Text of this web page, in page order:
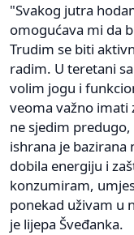
"Svakog jutra
omogućava mi da
Trudim se biti
radim. U teretani
volim jogu i
veoma važno imati
ne sjedim
ishrana je bazirana
dobila energiju i
konzumiram,
ponekad uživam u
je lijepa Šveđanka.